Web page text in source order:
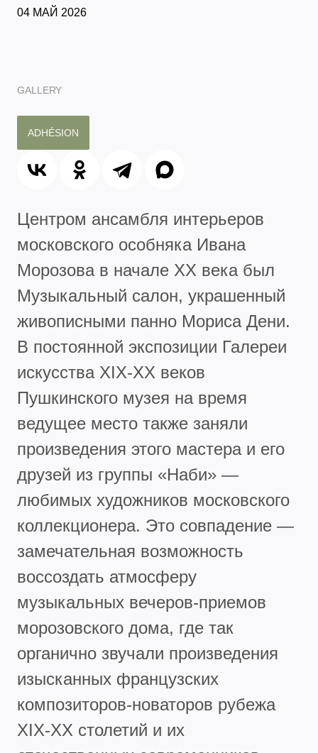
04 МАЙ 2026
GALLERY
ADHÉSION
Центром ансамбля интерьеров
московского особняка Ивана
Морозова в начале ХХ века был
Музыкальный салон, украшенный
живописными панно Мориса Дени.
В постоянной экспозиции Галереи
искусства XIX-XX веков
Пушкинского музея на время
ведущее место также заняли
произведения этого мастера и его
друзей из группы «Наби» —
любимых художников московского
коллекционера. Это совпадение —
замечательная возможность
воссоздать атмосферу
музыкальных вечеров-приемов
морозовского дома, где так
органично звучали произведения
изысканных французских
композиторов-новаторов рубежа
XIX-XX столетий и их